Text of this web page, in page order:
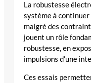
La robustesse
système à
malgré des
jouent un rôle
robustesse, en
impulsions d’une
Ces essais